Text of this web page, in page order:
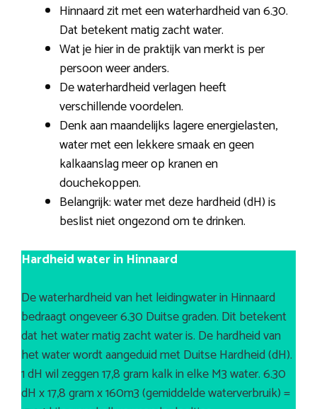
Hinnaard zit met een waterhardheid van 6.30.
Dat betekent matig zacht water.
Wat je hier in de praktijk van merkt is per
persoon weer anders.
De waterhardheid verlagen heeft
verschillende voordelen.
Denk aan maandelijks lagere energielasten,
water met een lekkere smaak en geen
kalkaanslag meer op kranen en
douchekoppen.
Belangrijk: water met deze hardheid (dH) is
beslist niet ongezond om te drinken.
Hardheid water in Hinnaard
De waterhardheid van het leidingwater in Hinnaard
bedraagt ongeveer 6.30 Duitse graden. Dit betekent
dat het water matig zacht water is. De hardheid van
het water wordt aangeduid met Duitse Hardheid (dH).
1 dH wil zeggen 17,8 gram kalk in elke M3 water. 6.30
dH x 17,8 gram x 160m3 (gemiddelde waterverbruik) =